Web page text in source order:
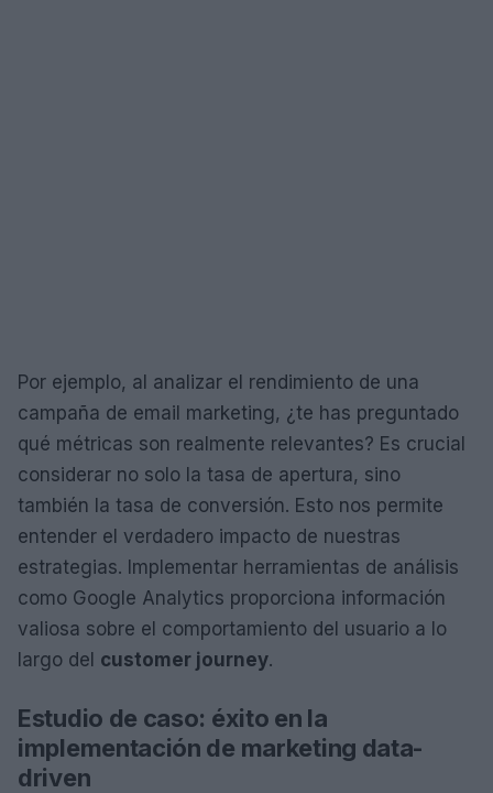
Por ejemplo, al analizar el rendimiento de una
campaña de email marketing, ¿te has preguntado
qué métricas son realmente relevantes? Es crucial
considerar no solo la tasa de apertura, sino
también la tasa de conversión. Esto nos permite
entender el verdadero impacto de nuestras
estrategias. Implementar herramientas de análisis
como Google Analytics proporciona información
valiosa sobre el comportamiento del usuario a lo
largo del customer journey.
Estudio de caso: éxito en la
implementación de marketing data-
driven